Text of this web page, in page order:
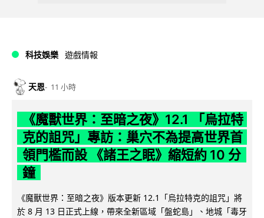
科技娛樂 遊戲情報
天恩 11 小時
《魔獸世界：至暗之夜》12.1 「烏拉特
克的詛咒」專訪：巢穴不為提高世界首
領門檻而設 《諸王之眠》縮短約 10 分
鐘
《魔獸世界：至暗之夜》版本更新 12.1「烏拉特克的詛咒」將
於 8 月 13 日正式上線，帶來全新區域「盤蛇島」、地城「毒牙